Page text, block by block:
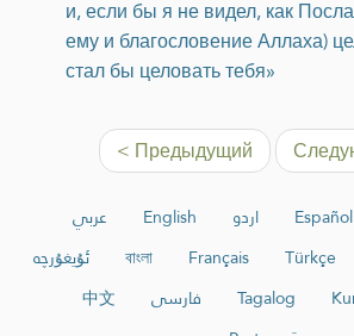
и, если бы я не видел, как
ему и благословение Аллаха)
стал бы целовать тебя»
< Предыдущий
عربي English اردو Español
ئۇيغۇرچە
বাংলা Français Türkçe
中文
فارسی Tagalog